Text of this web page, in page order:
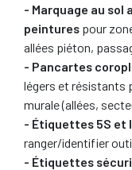
- Marquage au sol
peintures pour
allées piéton,
- Pancartes
légers et résistants
murale (allées,
- Étiquettes 5S et
ranger/identifier
- Étiquettes